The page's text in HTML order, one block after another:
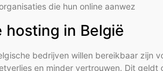
die hun online aanwez
in België
bedrijven willen bereikbaar zijn
en minder vertrouwen. Dit geldt